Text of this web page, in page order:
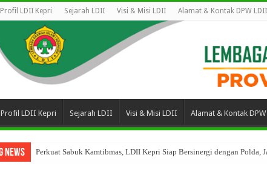
Profil LDII Kepri Sejarah LDII Visi & Misi LDII Alamat & Kontak DPW
Profil LDII Kepri Sejarah LDII Visi & Misi LDII Alamat & Kontak
News Perkuat Sabuk Kamtibmas, LDII Kepri Siap Bersinergi dengan Polda,